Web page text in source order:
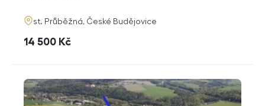
adresa
st. Průběžná, České Budějovice
cena
14 500 Kč